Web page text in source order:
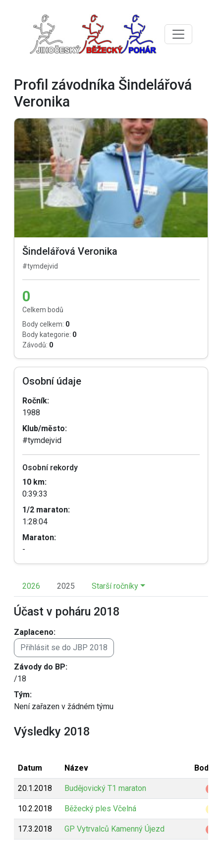
Profil závodníka Šindelářová
Veronika
Šindelářová Veronika
#tymdejvid
0
Celkem bodů
Body celkem: 0
Body kategorie: 0
Závodů: 0
Osobní údaje
Ročník:
1988
Klub/město:
#tymdejvid
Osobní rekordy
10 km:
0:39:33
1/2 maraton:
1:28:04
Maraton:
-
2026 2025 Starší ročníky
Účast v poháru 2018
Zaplaceno:
Přihlásit se do JBP 2018
Závody do BP:
/18
Tým:
Není zařazen v žádném týmu
Výsledky 2018
Datum Název
20.1.2018 Budějovický T1 maraton
10.2.2018 Běžecký ples Včelná
17.3.2018 GP Vytrvalců Kamenný Újezd